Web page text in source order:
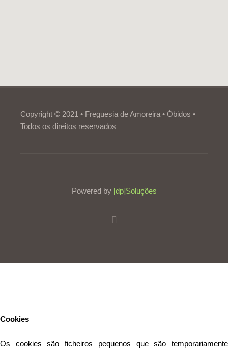
Copyright © 2021 • Freguesia de Amoreira • Óbidos •
Todos os direitos reservados
Powered by [dp]Soluções
Cookies
Os cookies são ficheiros pequenos que são temporariamente